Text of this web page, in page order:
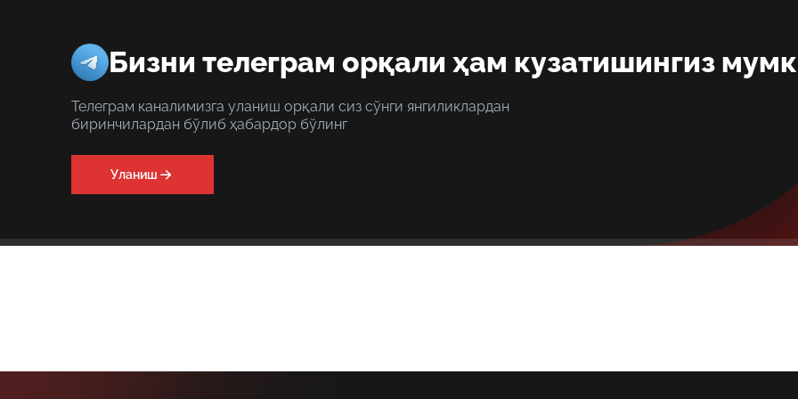
Бизни телеграм орқали ҳам кузатишингиз
Телеграм каналимизга уланиш орқали сиз сўнги янгиликлардан
биринчилардан бўлиб ҳабардор бўлинг
Уланиш